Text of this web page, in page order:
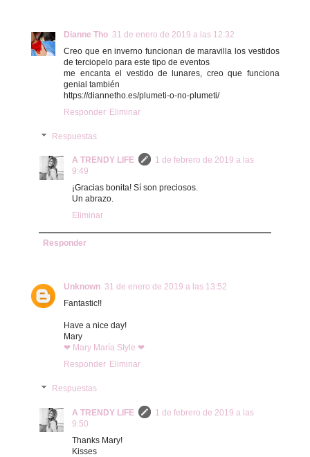
Dianne Tho 31 de enero de 2019 a las 12:32
Creo que en inverno funcionan de maravilla los vestidos
de terciopelo para este tipo de eventos
me encanta el vestido de lunares, creo que funciona
genial también
https://diannetho.es/plumeti-o-no-plumeti/
Responder Eliminar
Respuestas
A TRENDY LIFE
1 de febrero de 2019 a las
9:49
¡Gracias bonita! Sí son preciosos.
Un abrazo.
Eliminar
Responder
Unknown 31 de enero de 2019 a las 13:52
Fantastic!!
Have a nice day!
Mary
❤ Mary María Style ❤
Responder Eliminar
Respuestas
A TRENDY LIFE
1 de febrero de 2019 a las
9:50
Thanks Mary!
Kisses